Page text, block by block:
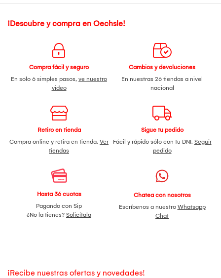
¡Descubre y compra en Oechsle!
Compra fácil y seguro
En solo 6 simples pasos, ve nuestro
video
Cambios y devoluciones
En nuestras 26 tiendas a nivel
nacional
Retiro en tienda
Compra online y retira en tienda. Ver
tiendas
Sigue tu pedido
Fácil y rápido sólo con tu DNI. Seguir
pedido
Hasta 36 cuotas
Pagando con Sip
¿No la tienes? Solicítala
Chatea con nosotros
Escríbenos a nuestro Whatsapp
Chat
¡Recibe nuestras ofertas y novedades!